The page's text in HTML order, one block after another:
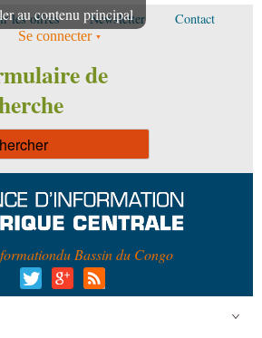
au contenu principal
les offres Newsletter Contact
Se connecter
de
du Bassin du Congo